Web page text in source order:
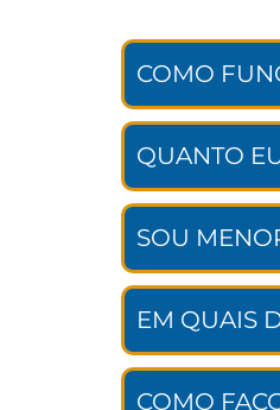
COMO
QUANTO
SOU
EM QUAIS
COMO